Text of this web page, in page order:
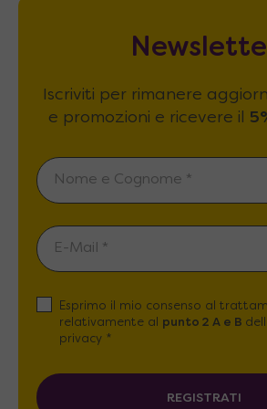
Iscriviti per rimanere
e promozioni e ricevere il
Esprimo il mio consenso al
relativamente al punto 2 A e B
privacy *
REGISTRATI